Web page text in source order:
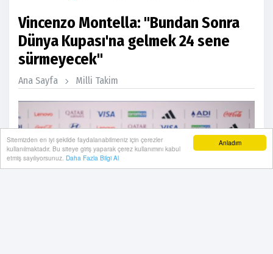
Anladım
Sitemizden en iyi şekilde faydalanabilmeniz için çerezler
kullanılmaktadır. Bu siteye giriş yaparak çerez kullanımını kabul
etmiş sayılıyorsunuz. Daha Fazla Bilgi Al
Vincenzo Montella: "Bundan Sonra
Dünya Kupası'na gelmek 24 sene
sürmeyecek"
Ana Sayfa Milli Takim